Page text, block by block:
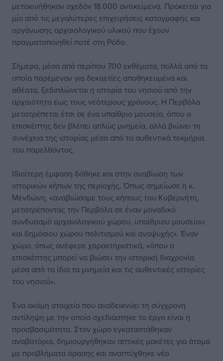
μετακινήθηκαν σχεδόν 18.000 αντικείμενα. Πρόκειται για
μία από τις μεγαλύτερες επιχειρήσεις καταγραφής και
οργάνωσης αρχαιολογικού υλικού που έχουν
πραγματοποιηθεί ποτέ στη Ρόδο.
Σήμερα, μέσα από περίπου 700 εκθέματα, πολλά από τα
οποία παρέμεναν για δεκαετίες αποθηκευμένα και
αθέατα, ξεδιπλώνεται η ιστορία του νησιού από την
αρχαιότητα έως τους νεότερους χρόνους. Η Περβόλα
μετατρέπεται έτσι σε ένα υπαίθριο μουσείο, όπου ο
επισκέπτης δεν βλέπει απλώς μνημεία, αλλά βιώνει τη
συνέχεια της ιστορίας μέσα από τα αυθεντικά τεκμήρια
του παρελθόντος.
Ιδιαίτερη έμφαση δόθηκε και στην αναβίωση των
ιστορικών κήπων της περιοχής. Όπως σημείωσε η κ.
Μενδώνη, «αναβιώσαμε τους κήπους του Κυβερνήτη,
μετατρέποντας την Περβόλα σε έναν μοναδικό
συνδυασμό αρχαιολογικού χώρου, υπαίθριου μουσείου
και δημόσιου χώρου πολιτισμού και αναψυχής». Έναν
χώρο, όπως ανέφερε χαρακτηριστικά, «όπου ο
επισκέπτης μπορεί να βιώσει την ιστορική διαχρονία
μέσα από τα ίδια τα μνημεία και τις αυθεντικές ιστορίες
του νησιού».
Ένα ακόμη στοιχείο που αναδεικνύει τη σύγχρονη
αντίληψη με την οποία σχεδιάστηκε το έργο είναι η
προσβασιμότητα. Στον χώρο εγκαταστάθηκαν
αναβατόρια, δημιουργήθηκαν απτικές μακέτες για άτομα
με προβλήματα όρασης και αναπτύχθηκε νέο